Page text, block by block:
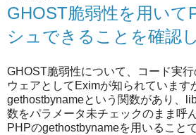
GHOST脆弱性を用いて
シュできることを確認
GHOST脆弱性について、コード実
ウェアとしてEximが知られています
gethostbynameという関数があり、
数をパラメータ未チェックのまま呼
PHPのgethostbynameを用いること